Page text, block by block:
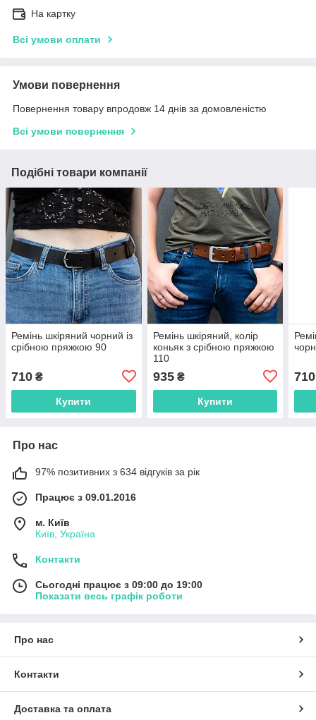
На картку
Всі умови оплати
Умови повернення
Повернення товару впродовж 14 днів за домовленістю
Всі умови повернення
Подібні товари компанії
Ремінь шкіряний чорний із
срібною пряжкою 90
710 ₴
Купити
Ремінь шкіряний, колір
коньяк з срібною пряжкою
110
935₴
Купити
710
Про нас
97% позитивних з 634 відгуків за рік
Працює з 09.01.2016
м. Київ
Київ, Україна
Контакти
Сьогодні працює з 09:00 до 19:00
Показати весь графік роботи
Про нас
Контакти
Доставка та оплата